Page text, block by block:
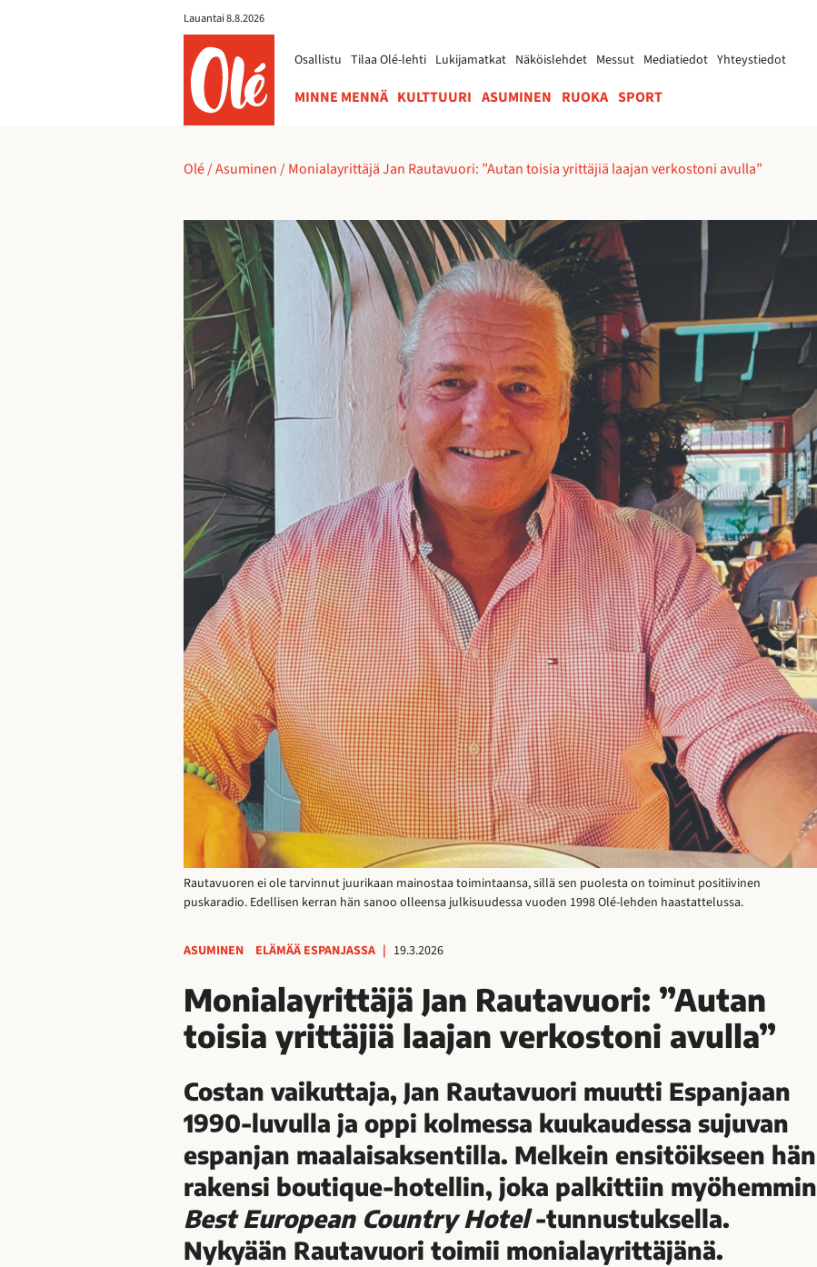
Lauantai 8.8.2026
ole.fi
Osallistu Tilaa Olé-lehti Lukijamatkat Näköislehdet Messut Mediatiedot Yhteystiedot
MINNE MENNÄ KULTTUURI ASUMINEN RUOKA SPORT
Olé/Asuminen/Monialayrittäjä Jan Rautavuori: ”Autan toisia yrittäjiä laajan verkostoni avulla”
Rautavuoren ei ole tarvinnut juurikaan mainostaa toimintaansa, sillä sen puolesta on toiminut positiivinen
puskaradio. Edellisen kerran hän sanoo olleensa julkisuudessa vuoden 1998 Olé-lehden haastattelussa.
ASUMINEN ELÄMÄÄ ESPANJASSA | 19.3.2026
Monialayrittäjä Jan Rautavuori: ”Autan
toisia yrittäjiä laajan verkostoni avulla”
Costan vaikuttaja, Jan Rautavuori muutti Espanjaan
1990-luvulla ja oppi kolmessa kuukaudessa sujuvan
espanjan maalaisaksentilla. Melkein ensitöikseen hän
rakensi boutique-hotellin, joka palkittiin myöhemmin
Best European Country Hotel-tunnustuksella.
Nykyään Rautavuori toimii monialayrittäjänä.